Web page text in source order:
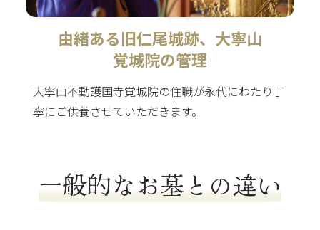
由緒ある旧仁尾城跡、大寧山
覚城院の管理
大寧山不動護国寺覚城院の住職が永代にわたり丁
寧にご供養させていただきます。
一般的なお墓との違い